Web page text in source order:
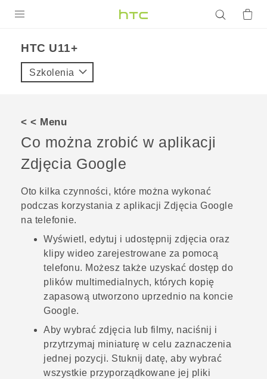
VIVE
VIVERSE
POMOC TECHNICZNA
Urządzenia i akcesoria HTC
Zaloguj się
HTC U11+‎
Szkolenia
< < Menu
Co można zrobić w aplikacji
Zdjęcia Google
Oto kilka czynności, które można wykonać
podczas korzystania z aplikacji Zdjęcia Google
na telefonie.
Wyświetl, edytuj i udostępnij zdjęcia oraz
klipy wideo zarejestrowane za pomocą
telefonu. Możesz także uzyskać dostęp do
plików multimedialnych, których kopię
zapasową utworzono uprzednio na koncie
Google.
Aby wybrać zdjęcia lub filmy, naciśnij i
przytrzymaj miniaturę w celu zaznaczenia
jednej pozycji. Stuknij datę, aby wybrać
wszystkie przyporządkowane jej pliki